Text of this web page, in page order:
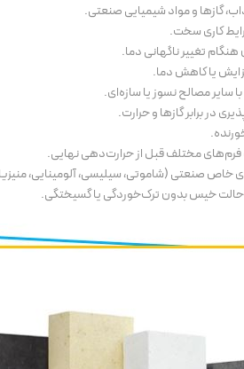
گازها و مواد شیمیایی صنعتی.
کاری سخت.
تغییر ناگهانی دما.
یا کاهش دما.
سایر مصالح نسوز یا سازه‌ای.
در برابر گازها و حرارت.
مختلف قبل از حرارت‌دهی نهایی.
خاص صنعتی (شاموتی، سیلیسی، آلومینایی،
حالت خیس بدون ترک‌خوردگی یا گسیختگی.